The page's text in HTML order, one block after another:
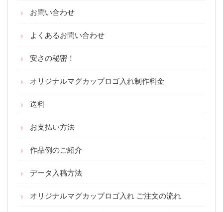
お問い合わせ
よくあるお問い合わせ
安さの秘密！
オリジナルマグカップロゴ入れ制作料金
送料
お支払い方法
作品例のご紹介
データ入稿方法
オリジナルマグカップロゴ入れ ご注文の流れ